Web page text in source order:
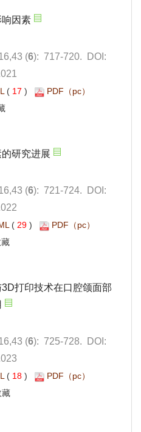
): 717-720. DOI:
17 )
): 721-724. DOI:
29 )
): 725-728. DOI:
18 )